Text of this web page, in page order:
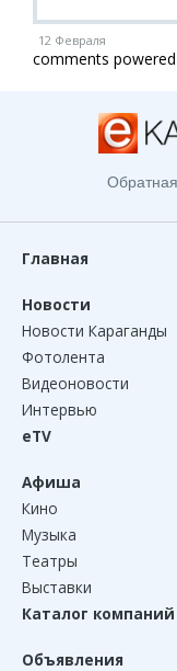
12 Февраля
comments
Главная
Новости
Новости Караганды
Фотолента
Видеоновости
Интервью
eTV
Афиша
Кино
Музыка
Театры
Выставки
Каталог компаний
Объявления